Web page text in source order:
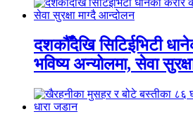
दशकौँदेखि सिटिईभिटी
भविष्य अन्योलमा, सेवा